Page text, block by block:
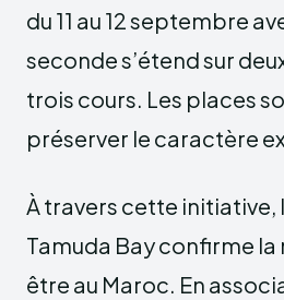
du 11 au 12 septembre
seconde s’étend sur
trois cours. Les places
préserver le caractère
À travers cette initiative,
Tamuda Bay confirme
être au Maroc. En